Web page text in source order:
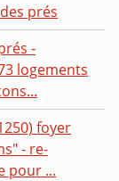
prés
-
logements
foyer
- re-
pour ...